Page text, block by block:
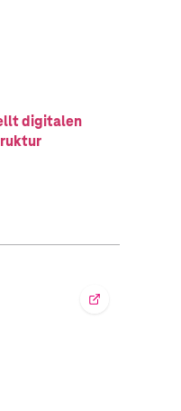
digitalen